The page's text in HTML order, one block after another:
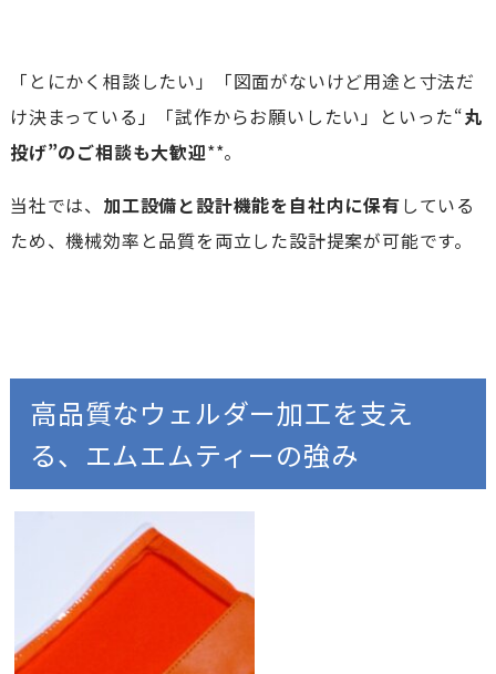
「とにかく相談したい」「図面がないけど用途と寸法だ
け決まっている」「試作からお願いしたい」といった“丸
投げ”のご相談も大歓迎**。
当社では、 加工設備と設計機能を自社内に保有している
ため、機械効率と品質を両立した設計提案が可能です。
高品質なウェルダー加工を支え
る、エムエムティーの強み